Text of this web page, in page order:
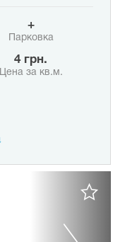
+
Парковка
4 грн.
Цена за кв.м.